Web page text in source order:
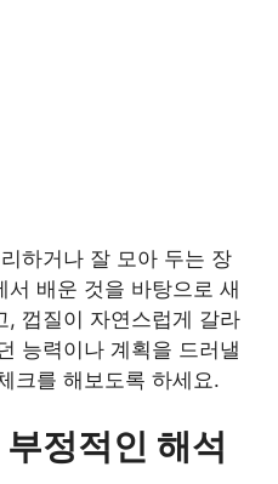
하거나 잘 모아 두는 장
서 배운 것을 바탕으로 새
, 껍질이 자연스럽게 갈라
능력이나 계획을 드러낼
크를 해보도록 하세요.
정적인 해석